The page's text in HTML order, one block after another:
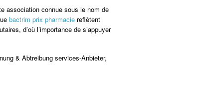
association connue sous le nom de
bactrim prix pharmacie reflètent
d’où l’importance de s’appuyer
& Abtreibung services-Anbieter,